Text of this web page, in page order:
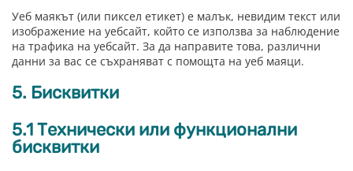
Уеб маякът (или пиксел етикет) е малък, невидим текст или
изображение на уебсайт, който се използва за наблюдение
на трафика на уебсайт. За да направите това, различни
данни за вас се съхраняват с помощта на уеб маяци.
5. Бисквитки
5.1 Технически или функционални
бисквитки